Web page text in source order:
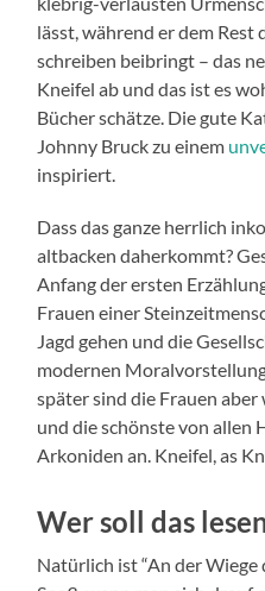
lässt, während er dem Rest
schreiben beibringt – das
Kneifel ab und das ist es
Bücher schätze. Die gute
Johnny Bruck zu einem
inspiriert.
Dass das ganze herrlich
altbacken daherkommt?
Anfang der ersten
Frauen einer
Jagd gehen und die
modernen
später sind die Frauen
und die schönste von allen
Arkoniden an. Kneifel, as
Wer soll das
Natürlich ist “An der